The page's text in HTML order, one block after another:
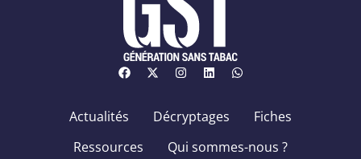
Actualités Décryptages
Fiches
Ressources
Qui sommes-nous ?